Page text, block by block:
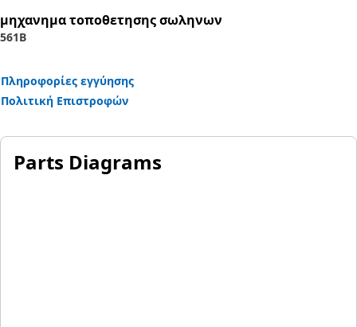
μηχανημα τοποθετησης σωληνων
561B
Πληροφορίες εγγύησης
Πολιτική Επιστροφών
Parts Diagrams